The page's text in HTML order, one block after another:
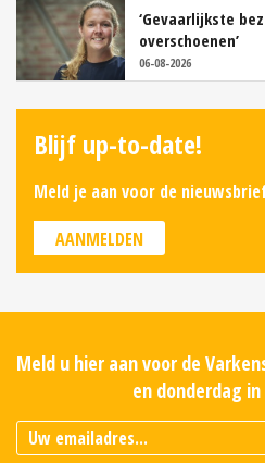
‘Gevaarlijkste
overschoenen’
06-08-2026
Blijf up-to-date!
Meld je aan voor de
AANMELDEN
Meld u hier aan voor de
en donderdag